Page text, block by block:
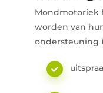
Mondmotoriek
worden van
ondersteuning